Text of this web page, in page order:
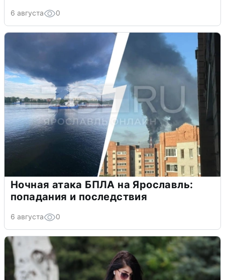
6 августа 0
Ночная атака БПЛА на Ярославль:
попадания и последствия
6 августа 0